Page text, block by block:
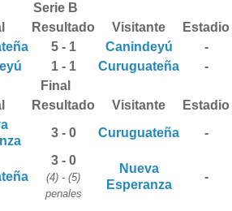
Serie B
Resultado Visitante
Estadio
5 - 1 Canindeyú
-
1 - 1 Curuguateña
-
Final
Resultado Visitante
Estadio
3 - 0 Curuguateña -
3 - 0
(4) - (5)
penales
Nueva
Esperanza
-